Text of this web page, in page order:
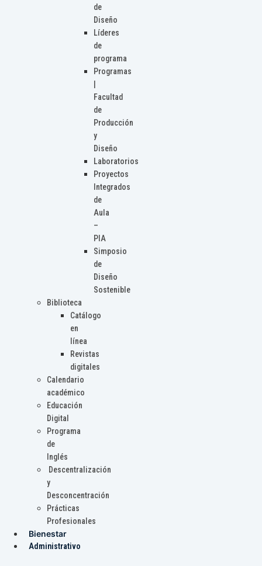
de
Diseño
Líderes
de
programa
Programas
Facultad
de
Producción
y
Diseño
Laboratorios
Proyectos
Integrados
de
Aula
–
PIA
Simposio
de
Diseño
Sostenible
Biblioteca
Catálogo
en
línea
Revistas
digitales
Calendario
académico
Educación
Digital
Programa
de
Inglés
Descentralización
y
Desconcentración
Prácticas
Profesionales
Bienestar
Administrativo